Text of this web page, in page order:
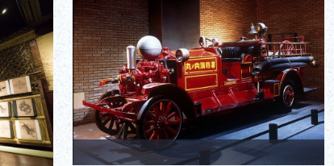
for treating yourself, taking selfies before or
after your wedding, taking wedding photos, or
taking photos for social media! Enjoy the
freedom and freedom of choice. [Notes]
*Please choose from two colors for the
junihitoe: Aoi or Chitose. *Recommended
height: 140cm and up, clothing sizes 19 and
21. *This plan is for women. *We use
translation apps for customer service and
communication.